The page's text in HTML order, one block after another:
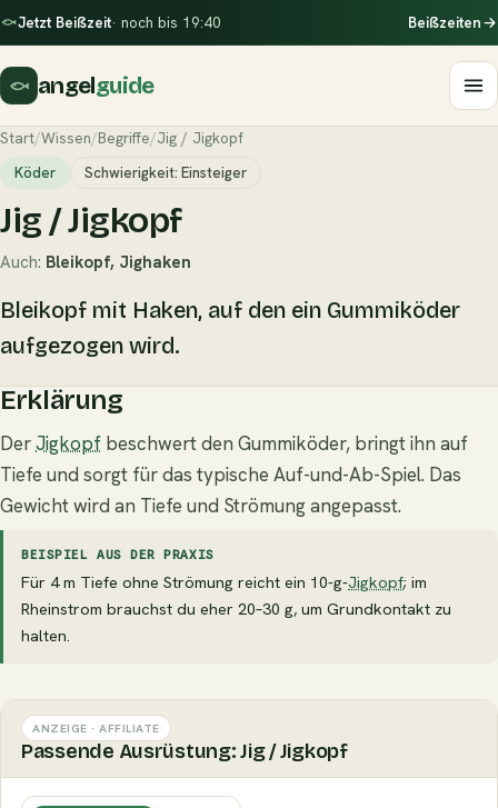
Jetzt Beißzeit· noch bis 19:40 Beißzeiten
angelguide
Start/Wissen/Begriffe/Jig / Jigkopf
Köder Schwierigkeit: Einsteiger
Jig / Jigkopf
Auch: Bleikopf, Jighaken
Bleikopf mit Haken, auf den ein Gummiköder
aufgezogen wird.
Erklärung
DerJigkopf beschwert den Gummiköder, bringt ihn auf
Tiefe und sorgt für das typische Auf-und-Ab-Spiel. Das
Gewicht wird an Tiefe und Strömung angepasst.
BEISPIEL AUS DER PRAXIS
Für 4 m Tiefe ohne Strömung reicht ein 10-g-Jigkopf; im
Rheinstrom brauchst du eher 20–30 g, um Grundkontakt zu
halten.
ANZEIGE · AFFILIATE
Passende Ausrüstung: Jig / Jigkopf